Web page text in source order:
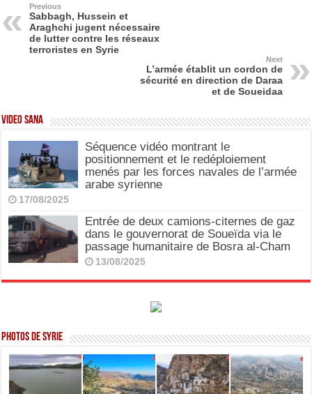
b
o
o
d
o
n
Previous
Sabbagh, Hussein et
Araghchi jugent nécessaire
de lutter contre les réseaux
terroristes en Syrie
Next
L’armée établit un cordon de
sécurité en direction de Daraa
et de Soueidaa
Video SANA
Séquence vidéo montrant le
positionnement et le redéploiement
menés par les forces navales de l’armée
arabe syrienne
17/08/2025
Entrée de deux camions-citernes de gaz
dans le gouvernorat de Soueïda via le
passage humanitaire de Bosra al-Cham
13/08/2025
Photos de Syrie